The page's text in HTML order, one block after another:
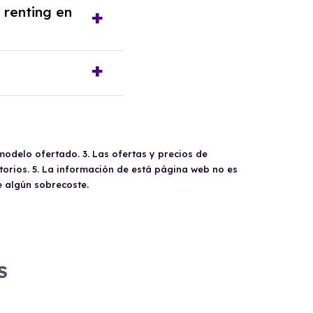
devolver el
brindan
renting en
siguientes
ofertado. 3. Las ofertas y precios de
5. La información de está página web no es
algún sobrecoste.